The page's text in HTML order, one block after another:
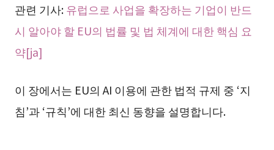
관련 기사:유럽으로 사업을 확장하는 기업이 반드
시 알아야 할 EU의 법률 및 법 체계에 대한 핵심 요
약[ja]
이 장에서는 EU의 AI 이용에 관한 법적 규제 중 ‘지
침’과 ‘규칙’에 대한 최신 동향을 설명합니다.